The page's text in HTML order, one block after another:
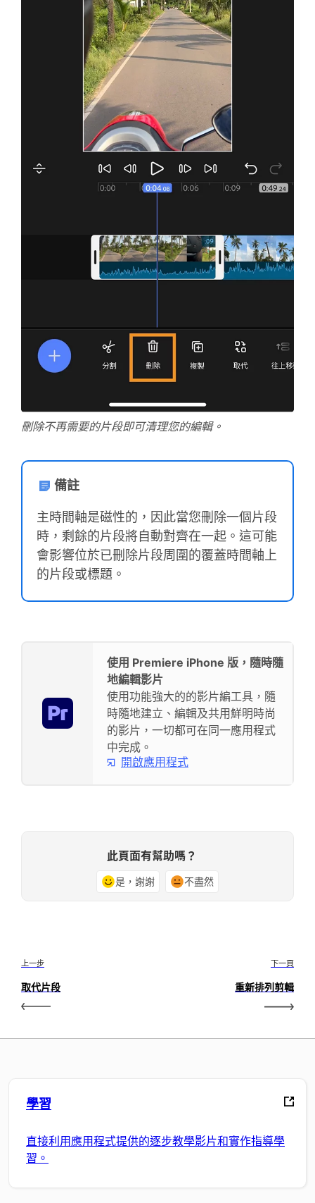
刪除不再需要的片段即可清理您的編輯。
備註
主時間軸是磁性的，因此當您刪除一個片段
時，剩餘的片段將自動對齊在一起。這可能
會影響位於已刪除片段周圍的覆蓋時間軸上
的片段或標題。
使用 Premiere iPhone 版，隨時隨
地編輯影片
使用功能強大的的影片編工具，隨
時隨地建立、編輯及共用鮮明時尚
的影片，一切都可在同一應用程式
中完成。
開啟應用程式
此頁面有幫助嗎？
是，謝謝 不盡然
上一步
取代片段
下一頁
重新排列剪輯
學習
直接利用應用程式提供的逐步教學影片和實作指導學
習。